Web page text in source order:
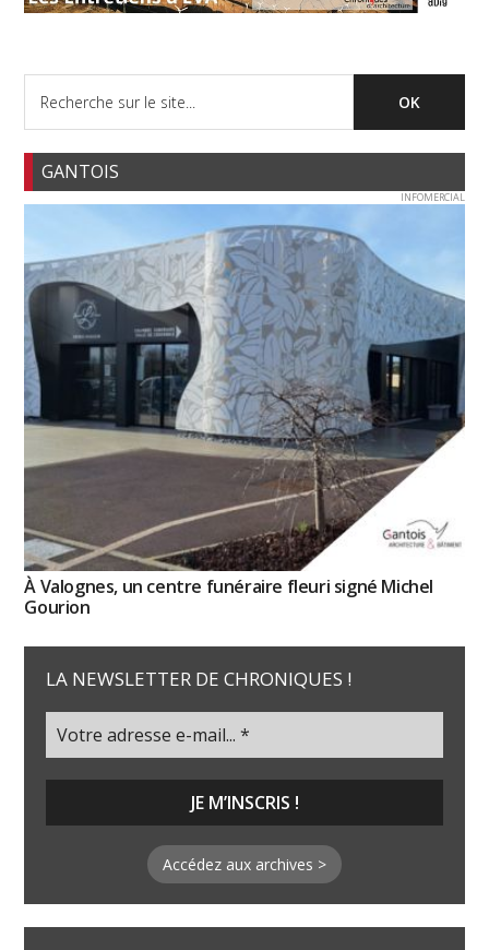
GANTOIS
INFOMERCIAL
À Valognes, un centre funéraire fleuri signé Michel
Gourion
LA NEWSLETTER DE CHRONIQUES !
Accédez aux archives >